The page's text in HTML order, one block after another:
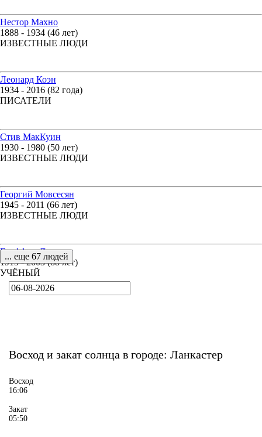
Нестор Махно
1888 - 1934 (46 лет)
ИЗВЕСТНЫЕ ЛЮДИ
Леонард Коэн
1934 - 2016 (82 года)
ПИСАТЕЛИ
Стив МакКуин
1930 - 1980 (50 лет)
ИЗВЕСТНЫЕ ЛЮДИ
Георгий Мовсесян
1945 - 2011 (66 лет)
ИЗВЕСТНЫЕ ЛЮДИ
Гриффин Дональд
1915 - 2003 (88 лет)
УЧЁНЫЙ
... еще 67 людей
Восход и закат солнца в городе: Ланкастер
Восход
16:06
Закат
05:50